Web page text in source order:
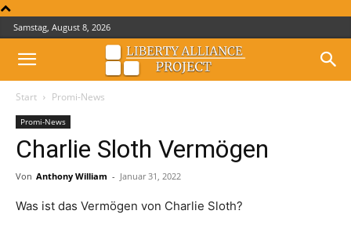
Samstag, August 8, 2026
Start Promi-News
Promi-News
Charlie Sloth Vermögen
Von Anthony William - Januar 31, 2022
Was ist das Vermögen von Charlie Sloth?